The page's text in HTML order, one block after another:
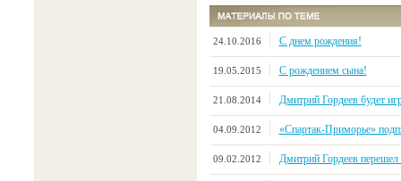
24.10.2016 С днем рождения!
19.05.2015 С рождением сына!
21.08.2014 Дмитрий Гордеев будет
04.09.2012 «Спартак-Приморье»
09.02.2012 Дмитрий Гордеев